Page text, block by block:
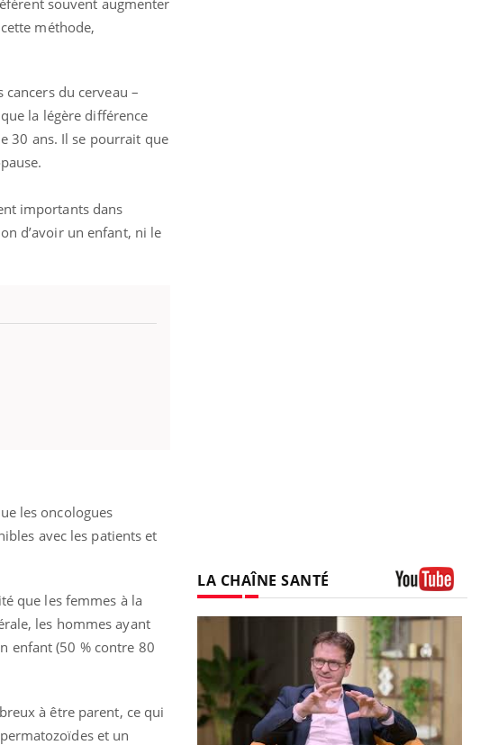
méthode,
du cerveau –
la légère différence
30 ans. Il se pourrait que
importants dans
d’avoir un enfant, ni le
les oncologues
avec les patients et
que les femmes à la
les hommes ayant
enfant (50 % contre 80
à être parent, ce qui
et un
LA CHAÎNE SANTÉ